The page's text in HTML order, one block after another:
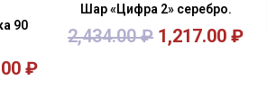
90
₽
Шар «Цифра 2» серебро.
2,434.00₽ 1,217.00₽